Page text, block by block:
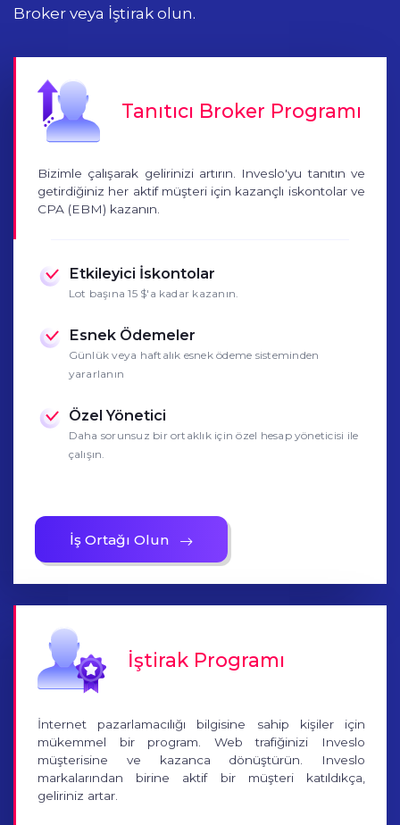
Broker veya İştirak olun.
Tanıtıcı Broker Programı
Bizimle çalışarak gelirinizi artırın. Inveslo'yu tanıtın ve
getirdiğiniz her aktif müşteri için kazançlı iskontolar ve
CPA (EBM) kazanın.
Etkileyici İskontolar
Lot başına 15 $'a kadar kazanın.
Esnek Ödemeler
Günlük veya haftalık esnek ödeme sisteminden
yararlanın
Özel Yönetici
Daha sorunsuz bir ortaklık için özel hesap yöneticisi ile
çalışın.
İş Ortağı Olun
İştirak Programı
İnternet pazarlamacılığı bilgisine sahip kişiler için
mükemmel bir program. Web trafiğinizi Inveslo
müşterisine ve kazanca dönüştürün. Inveslo
markalarından birine aktif bir müşteri katıldıkça,
geliriniz artar.